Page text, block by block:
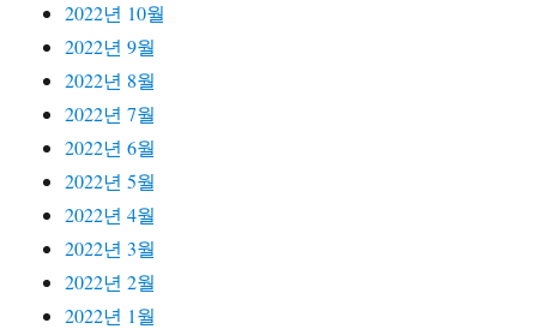
2022년 10월
2022년 9월
2022년 8월
2022년 7월
2022년 6월
2022년 5월
2022년 4월
2022년 3월
2022년 2월
2022년 1월